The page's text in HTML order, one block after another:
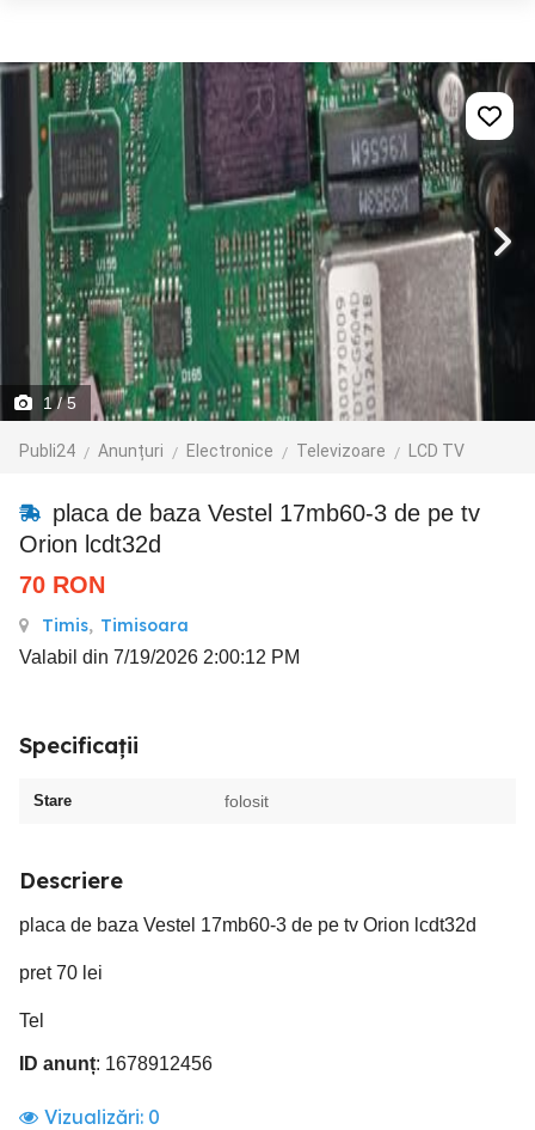
1/ 5
Publi24 Anunțuri Electronice Televizoare LCD TV
placa de baza Vestel 17mb60-3 de pe tv
Orion lcdt32d
70 RON
Timis, Timisoara
Valabil din 7/19/2026 2:00:12 PM
Specificații
Stare folosit
Descriere
placa de baza Vestel 17mb60-3 de pe tv Orion lcdt32d
pret 70 lei
Tel
ID anunț: 1678912456
Vizualizări: 0